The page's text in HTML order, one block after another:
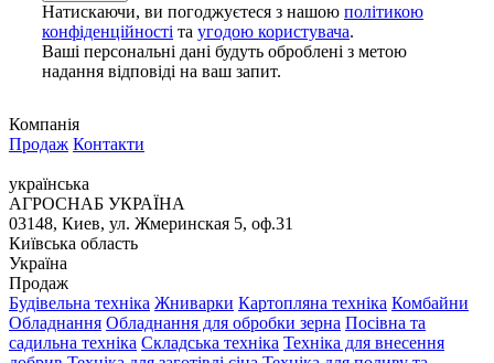
Натискаючи, ви погоджуєтеся з нашою політикою
конфіденційності та угодою користувача.
Ваші персональні дані будуть оброблені з метою
надання відповіді на ваш запит.
Компанія
Продаж Контакти
українська
АГРОСНАБ УКРАЇНА
03148, Киев, ул. Жмеринская 5, оф.31
Київська область
Україна
Продаж
Будівельна техніка Жниварки Картопляна техніка Комбайни
Обладнання Обладнання для обробки зерна Посівна та
садильна техніка Складська техніка Техніка для внесення